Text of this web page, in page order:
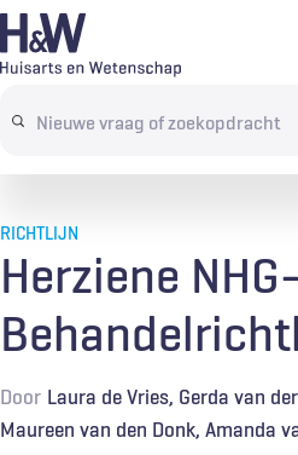
Overslaan
en
de Search
terms
AbonnerenTijdschrift
RICHTLIJN
Herziene NHG-
Door Laura de Vries Gerda van
Maureen van den Donk Amanda